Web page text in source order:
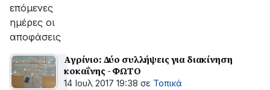
επόμενες
ημέρες οι
αποφάσεις
Αγρίνιο: Δύο συλλήψεις για διακίνηση
κοκαΐνης - ΦΩΤΟ
14 Ιουλ 2017 19:38 σε Τοπικά